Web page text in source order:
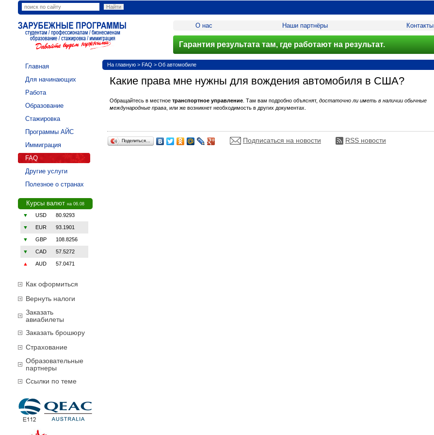
О нас Наши партнёры Контакты
Гарантия результата там, где работают на результат.
Главная
Для начинающих
Работа
Образование
Стажировка
Программы АЙС
Иммиграция
FAQ
Другие услуги
Полезное о странах
Курсы валют на 06.08
▼ USD 80.9293
▼ EUR 93.1901
▼ GBP 108.8256
▼ CAD 57.5272
▲ AUD 57.0471
Как оформиться
Вернуть налоги
Заказать
авиабилеты
Заказать брошюру
Страхование
Образовательные
партнеры
Ссылки по теме
На главную > FAQ > Об автомобиле
Какие права мне нужны для вождения автомобиля в CШA?
Обращайтесь в местное транспортное управление . Там вам подробно объяснят, достаточно ли иметь в наличии обычные
международные права , или же возникнет необходимость в других документах.
Поделиться… Подписаться на новости RSS новости